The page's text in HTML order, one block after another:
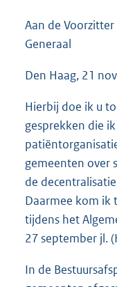
Aan de
Generaal
Den Haag, 21
Hierbij doe ik u
gesprekken die
gemeenten over
de
Daarmee kom ik
tijdens het
27 september jl.
In de